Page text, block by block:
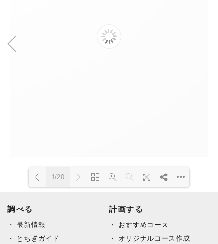
Please wait while flipbook is
FAQs and issues please refer
DearFlip: 読み込み中 PDF
1/20
調べる
最新情報
とちぎガイド
計画する
おすすめコース
オリジナルコース作成